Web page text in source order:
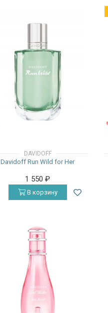
DAVIDOFF
Davidoff Run Wild for Her
1 550₽
В корзину